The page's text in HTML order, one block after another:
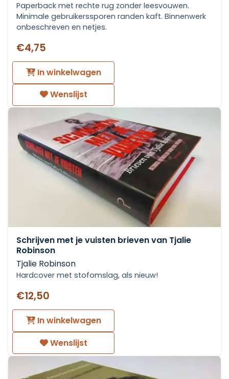
Paperback met rechte rug zonder leesvouwen.
Minimale gebruikerssporen randen kaft. Binnenwerk
onbeschreven en netjes.
€4,75
In winkelwagen
Wenslijst
Schrijven met je vuisten brieven van Tjalie
Robinson
Tjalie Robinson
Hardcover met stofomslag, als nieuw!
€12,50
In winkelwagen
Wenslijst